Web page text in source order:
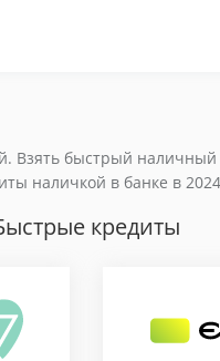
быстрый
наличкой в банке в
кредиты